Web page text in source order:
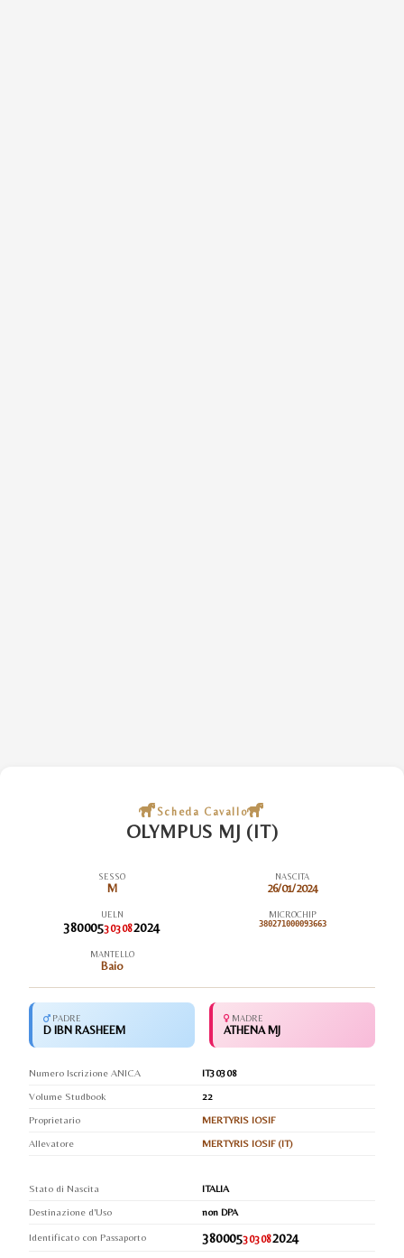
Scheda Cavallo
OLYMPUS MJ (IT)
SESSO
M
NASCITA
26/01/2024
UELN
380005303082024
MICROCHIP
380271000093663
MANTELLO
Baio
PADRE
D IBN RASHEEM
MADRE
ATHENA MJ
Numero Iscrizione ANICA
IT30308
Volume Studbook
22
Proprietario
MERTYRIS IOSIF
Allevatore
MERTYRIS IOSIF (IT)
Stato di Nascita
ITALIA
Destinazione d'Uso
non DPA
Identificato con Passaporto 380005303082024